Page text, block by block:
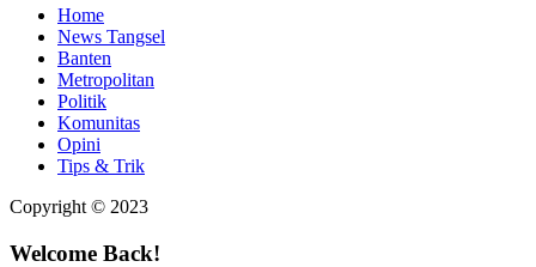
Home
News Tangsel
Banten
Metropolitan
Politik
Komunitas
Opini
Tips & Trik
Copyright © 2023
Welcome Back!